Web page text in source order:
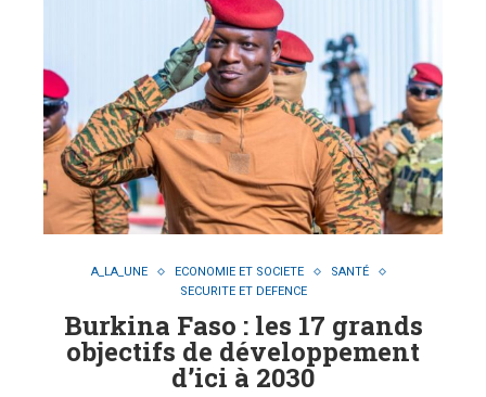
A_LA_UNE ECONOMIE ET SOCIETE
SANTÉ
SECURITE ET DEFENCE
Burkina Faso : les 17 grands
objectifs de développement
d’ici à 2030